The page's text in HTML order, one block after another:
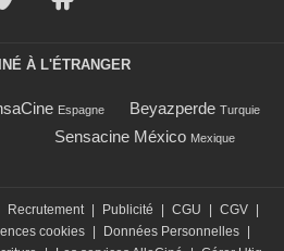
À L'ÉTRANGER
Espagne Beyazperde Turquie
Sensacine México Mexique
Recrutement | Publicité | CGU | CGV |
cookies | Données Personnelles |